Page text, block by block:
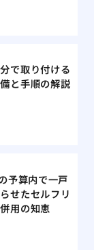
で取り付ける
と手順の解説
予算内で一戸
せたセルフリ
用の知恵